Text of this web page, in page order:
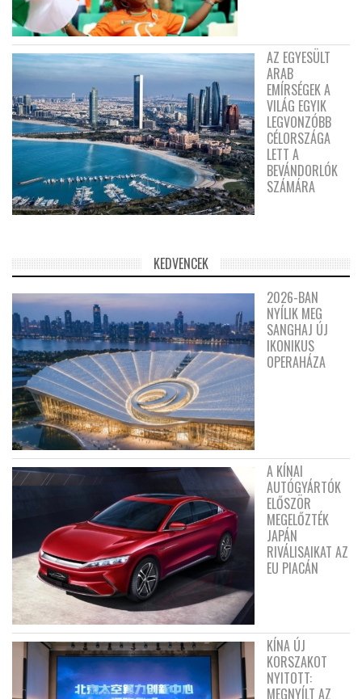
AZ EGYESÜLT
ARAB
EMÍRSÉGEK A
VILÁG EGYIK
LEGVONZÓBB
CÉLORSZÁGA
LETT A
BEVÁNDORLÓK
SZÁMÁRA
KEDVENCEK
2026-BAN
NYÍLIK MEG
SANGHAJ ÚJ
IKONIKUS
OPERAHÁZA
A KÍNAI
AUTÓGYÁRTÓK
ELŐSZÖR
MEGELŐZTÉK
JAPÁN
RIVÁLISAIKAT AZ
EU PIACÁN
KÍNA ÚJ
KORSZAKOT
NYITOTT:
MEGNYÍLT AZ